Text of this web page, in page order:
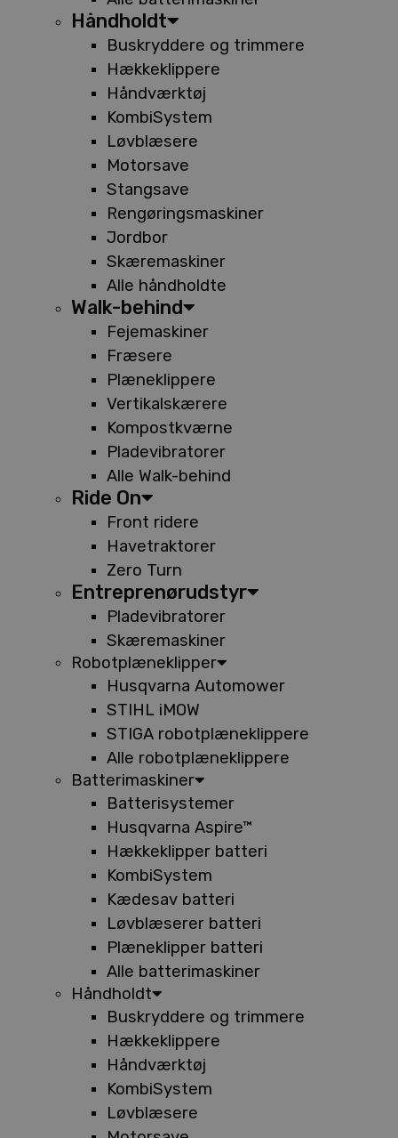
Håndholdt
Buskryddere og trimmere
Hækkeklippere
Håndværktøj
KombiSystem
Løvblæsere
Motorsave
Stangsave
Rengøringsmaskiner
Jordbor
Skæremaskiner
Alle håndholdte
Walk-behind
Fejemaskiner
Fræsere
Plæneklippere
Vertikalskærere
Kompostkværne
Pladevibratorer
Alle Walk-behind
Ride On
Front ridere
Havetraktorer
Zero Turn
Entreprenørudstyr
Pladevibratorer
Skæremaskiner
Robotplæneklipper
Husqvarna Automower
STIHL iMOW
STIGA robotplæneklippere
Alle robotplæneklippere
Batterimaskiner
Batterisystemer
Husqvarna Aspire™
Hækkeklipper batteri
KombiSystem
Kædesav batteri
Løvblæserer batteri
Plæneklipper batteri
Alle batterimaskiner
Håndholdt
Buskryddere og trimmere
Hækkeklippere
Håndværktøj
KombiSystem
Løvblæsere